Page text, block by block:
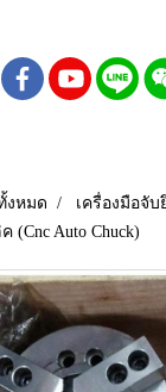
งหมด
เครื่องมือจั
(Cnc Auto Chuck)